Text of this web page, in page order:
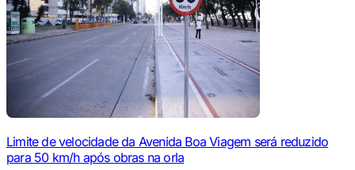
Limite de velocidade da Avenida Boa Viagem será reduzido
para 50 km/h após obras na orla